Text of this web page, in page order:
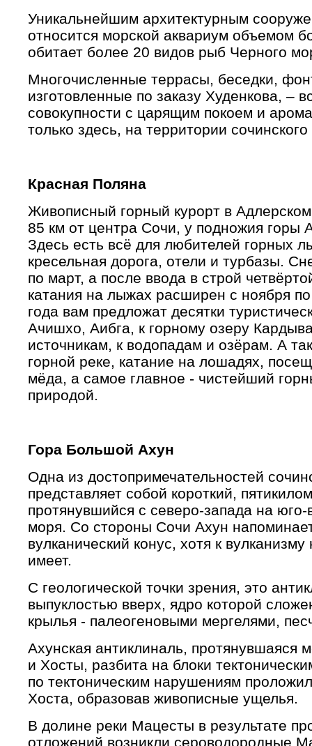
Уникальнейшим архитектурным
относится морской аквариум объемом
обитает более 20 видов рыб Черного
Многочисленные террасы, беседки,
изготовленные по заказу Худенкова, –
совокупности с царящим покоем и
только здесь, на территории
Красная Поляна
Живописный горный курорт в
85 км от центра Сочи, у подножия горы
Здесь есть всё для любителей горных
кресельная дорога, отели и турбазы.
по март, а после ввода в строй
катания на лыжах расширен с ноября
года вам предложат десятки
Ачишхо, Аибга, к горному озеру
источникам, к водопадам и озёрам. А
горной реке, катание на лошадях,
мёда, а самое главное - чистейший
природой.
Гора Большой Ахун
Одна из достопримечательностей
представляет собой короткий,
протянувшийся с северо-запада на юго-
моря. Со стороны Сочи Ахун
вулканический конус, хотя к
имеет.
С геологической точки зрения, это
выпуклостью вверх, ядро которой
крылья - палеогеновыми мергелями,
Ахунская антиклиналь,
и Хосты, разбита на блоки
по тектоническим нарушениям
Хоста, образовав живописные ущелья.
В долине реки Мацесты в результате
отложений возникли сероводородные